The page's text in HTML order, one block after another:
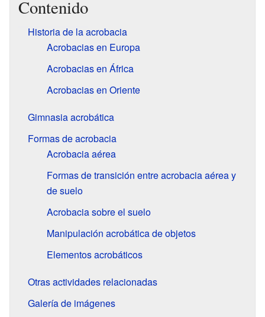
Contenido
Historia de la acrobacia
Acrobacias en Europa
Acrobacias en África
Acrobacias en Oriente
Gimnasia acrobática
Formas de acrobacia
Acrobacia aérea
Formas de transición entre acrobacia aérea y
de suelo
Acrobacia sobre el suelo
Manipulación acrobática de objetos
Elementos acrobáticos
Otras actividades relacionadas
Galería de imágenes